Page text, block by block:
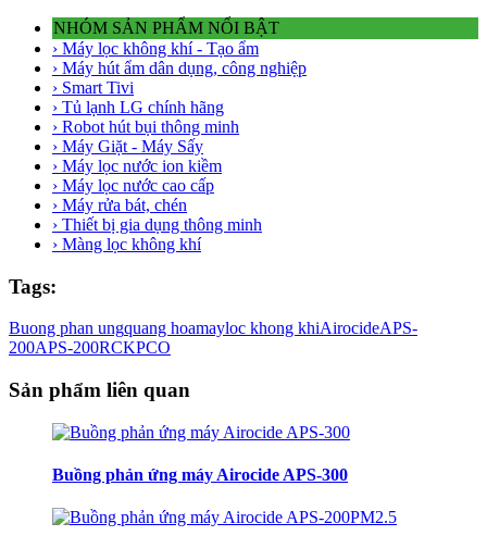
NHÓM SẢN PHẨM NỔI BẬT
› Máy lọc không khí - Tạo ẩm
› Máy hút ẩm dân dụng, công nghiệp
› Smart Tivi
› Tủ lạnh LG chính hãng
› Robot hút bụi thông minh
› Máy Giặt - Máy Sấy
› Máy lọc nước ion kiềm
› Máy lọc nước cao cấp
› Máy rửa bát, chén
› Thiết bị gia dụng thông minh
› Màng lọc không khí
Tags:
Buong phan ungquang hoamayloc khong khiAirocideAPS-
200APS-200RCKPCO
Sản phẩm liên quan
Buồng phản ứng máy Airocide APS-300